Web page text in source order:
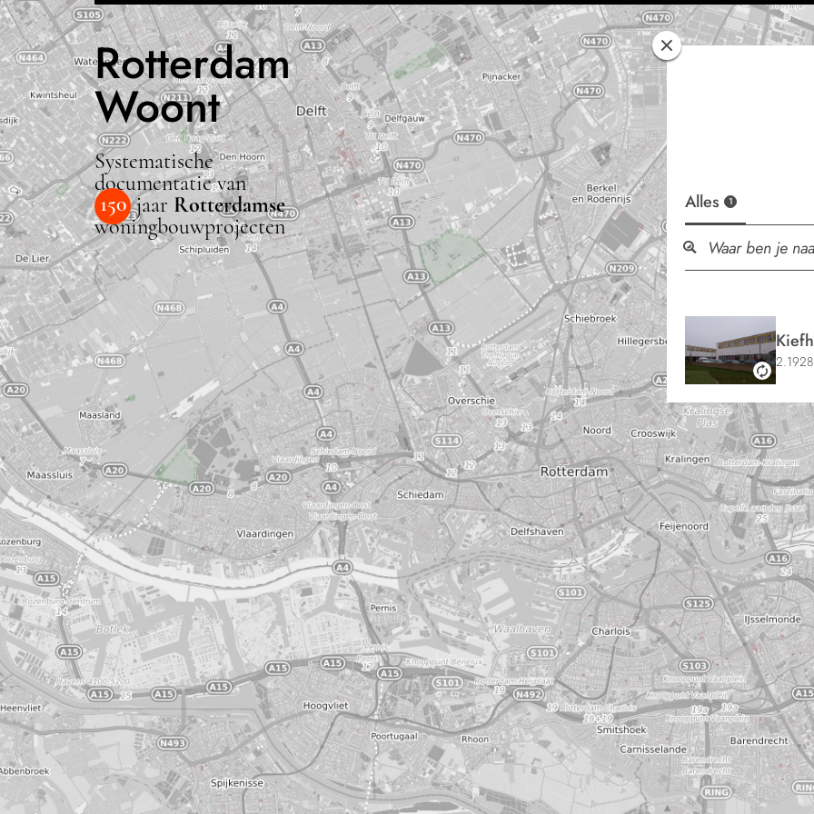
Rotterdam
Woont
Systematische
documentatie van
150jaar Rotterdamse
woningbouwprojecten
Alles 1